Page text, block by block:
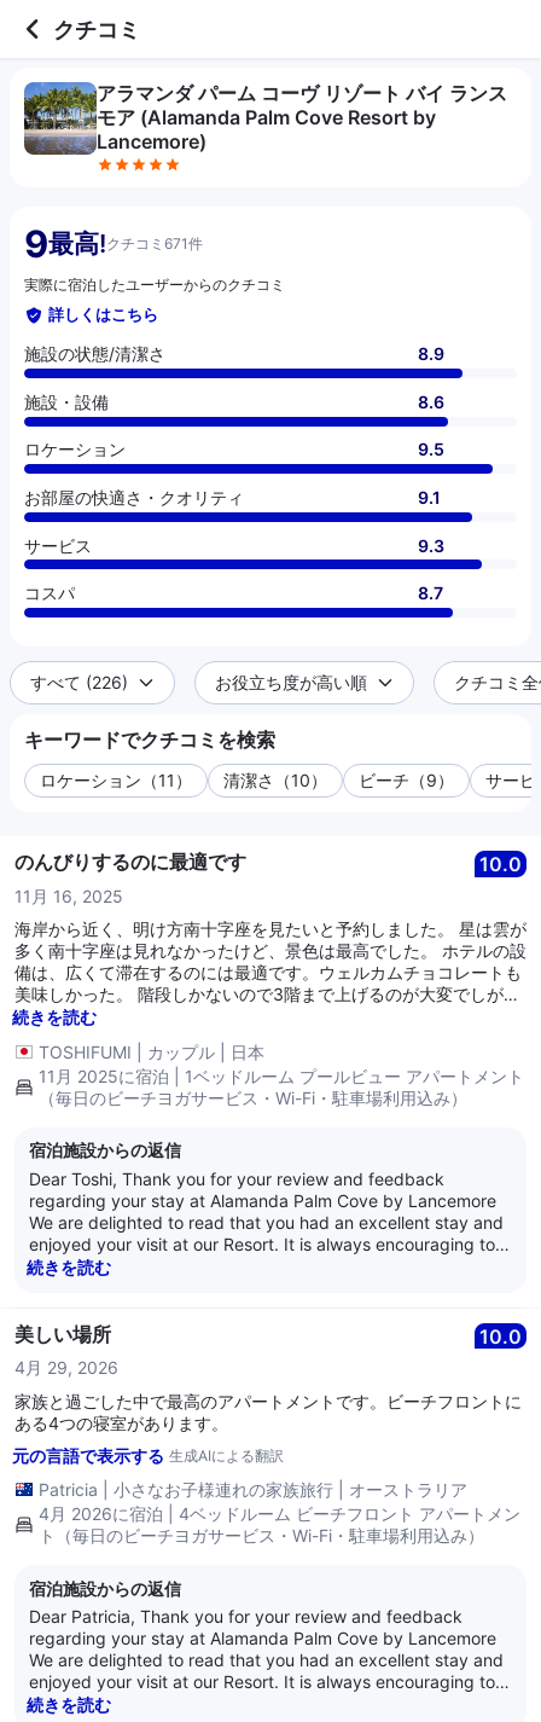
クチコミ
アラマンダ パーム コーヴ リゾート バイ ランス
モア (Alamanda Palm Cove Resort by
Lancemore)
9最高!クチコミ671件
実際に宿泊したユーザーからのクチコミ
詳しくはこちら
施設の状態/清潔さ 8.9
施設・設備 8.6
ロケーション 9.5
お部屋の快適さ・クオリティ 9.1
サービス 9.3
コスパ 8.7
すべて (226) お役立ち度が高い順 クチコミ
キーワードでクチコミを検索
ロケーション（11） 清潔さ（10） ビーチ（9） サー
のんびりするのに最適です 10.0
11月 16, 2025
海岸から近く、明け方南十字座を見たいと予約しました。 星は雲が
多く南十字座は見れなかったけど、景色は最高でした。 ホテルの設
備は、広くて滞在するのには最適です。ウェルカムチョコレートも
美味しかった。 階段しかないので3階まで上げるのが大変でしが、
それ以外は最高でした。
続きを読む
TOSHIFUMI
カップル
日本
11月 2025に宿泊 | 1ベッドルーム プールビュー アパートメント
（毎日のビーチヨガサービス・Wi-Fi・駐車場利用込み）
宿泊施設からの返信
Dear Toshi, Thank you for your review and feedback
regarding your stay at Alamanda Palm Cove by Lancemore
We are delighted to read that you had an excellent stay and
enjoyed your visit at our Resort. It is always encouraging to
learn that guests are satisfied with our service as it is what
Regards, The Alamanda Team
続きを読む
美しい場所 10.0
4月 29, 2026
家族と過ごした中で最高のアパートメントです。ビーチフロントに
ある4つの寝室があります。
元の言語で表示する 生成AIによる翻訳
Patricia 小さなお子様連れの家族旅行
オーストラリア
4月 2026に宿泊 | 4ベッドルーム ビーチフロント アパートメン
ト（毎日のビーチヨガサービス・Wi-Fi・駐車場利用込み）
宿泊施設からの返信
Dear Patricia, Thank you for your review and feedback
regarding your stay at Alamanda Palm Cove by Lancemore
We are delighted to read that you had an excellent stay and
enjoyed your visit at our Resort. It is always encouraging to
learn that guests are satisfied with our service as it is what
続きを読む